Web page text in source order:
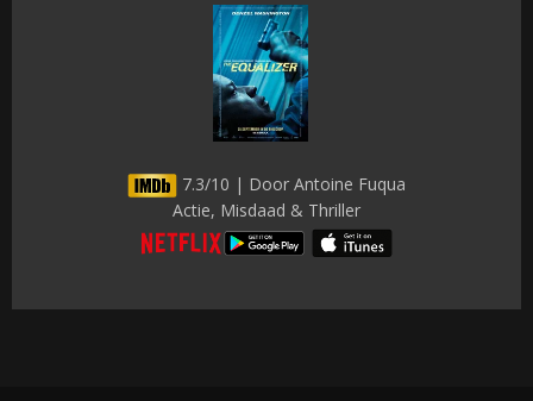
7.3/10 | Door Antoine Fuqua
Actie, Misdaad & Thriller